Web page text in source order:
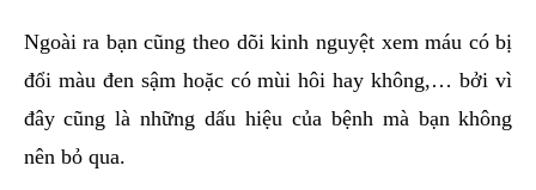
Ngoài ra bạn cũng theo dõi kinh nguyệt xem máu có bị
đổi màu đen sậm hoặc có mùi hôi hay không,… bởi vì
đây cũng là những dấu hiệu của bệnh mà bạn không
nên bỏ qua.